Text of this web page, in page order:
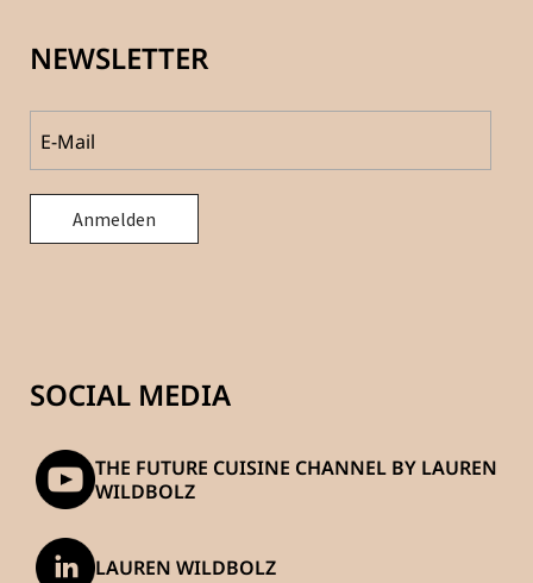
NEWSLETTER
SOCIAL MEDIA
THE FUTURE CUISINE CHANNEL BY LAUREN
WILDBOLZ
LAUREN WILDBOLZ